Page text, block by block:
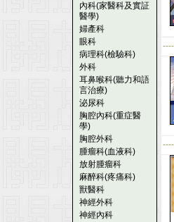
內科(家醫科及實証
醫學)
婦產科
眼科
病理科(檢驗科)
外科
耳鼻喉科(聽力和語
言治療)
泌尿科
胸腔內科(重症醫
學)
胸腔外科
腫瘤科(血液科)
放射腫瘤科
麻醉科(疼痛科)
獸醫科
神經外科
神經內科